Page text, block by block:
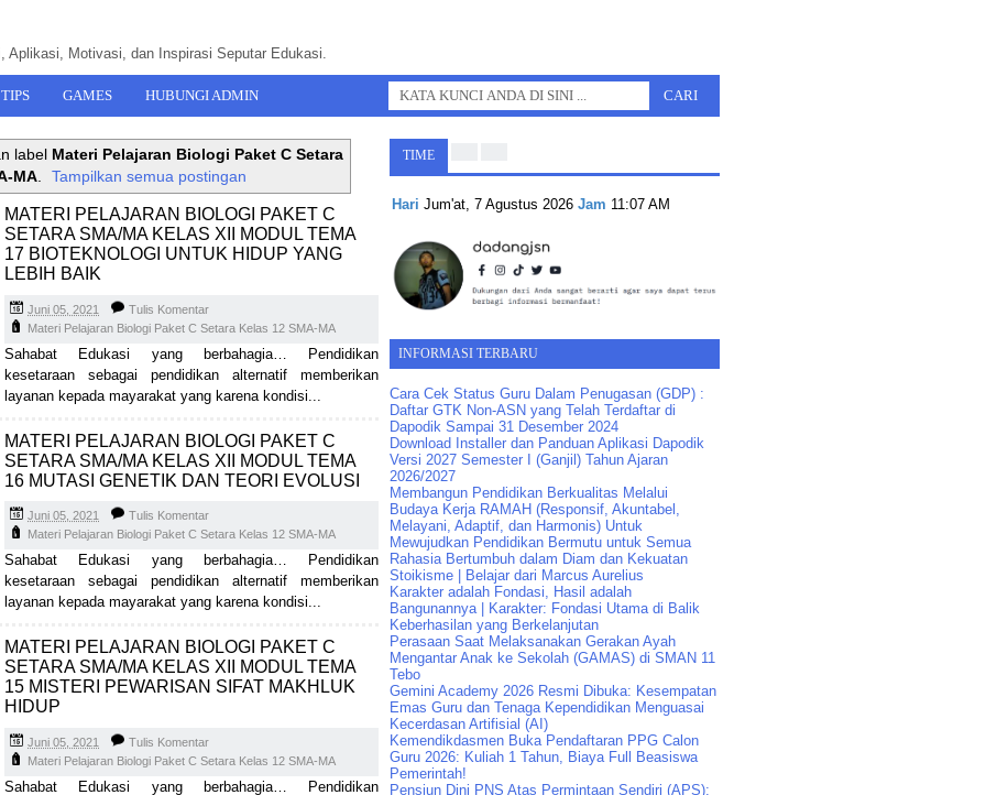
Aplikasi, Motivasi, dan Inspirasi Seputar Edukasi.
TIPS GAMES HUBUNGI ADMIN
label Materi Pelajaran Biologi Paket C Setara
MA. Tampilkan semua postingan
MATERI PELAJARAN BIOLOGI PAKET C
SETARA SMA/MA KELAS XII MODUL TEMA
17 BIOTEKNOLOGI UNTUK HIDUP YANG
LEBIH BAIK
Juni 05, 2021
Tulis Komentar
Materi Pelajaran Biologi Paket C Setara Kelas 12 SMA-MA
Sahabat Edukasi yang berbahagia… Pendidikan
kesetaraan sebagai pendidikan alternatif memberikan
layanan kepada mayarakat yang karena kondisi...
MATERI PELAJARAN BIOLOGI PAKET C
SETARA SMA/MA KELAS XII MODUL TEMA
16 MUTASI GENETIK DAN TEORI EVOLUSI
Juni 05, 2021
Tulis Komentar
Materi Pelajaran Biologi Paket C Setara Kelas 12 SMA-MA
Sahabat Edukasi yang berbahagia… Pendidikan
kesetaraan sebagai pendidikan alternatif memberikan
layanan kepada mayarakat yang karena kondisi...
MATERI PELAJARAN BIOLOGI PAKET C
SETARA SMA/MA KELAS XII MODUL TEMA
15 MISTERI PEWARISAN SIFAT MAKHLUK
HIDUP
Juni 05, 2021
Tulis Komentar
Materi Pelajaran Biologi Paket C Setara Kelas 12 SMA-MA
Sahabat Edukasi yang berbahagia… Pendidikan
TIME
Hari Jum'at, 7 Agustus 2026 Jam 11:07 AM
INFORMASI TERBARU
Cara Cek Status Guru Dalam Penugasan (GDP) :
Daftar GTK Non-ASN yang Telah Terdaftar di
Dapodik Sampai 31 Desember 2024
Download Installer dan Panduan Aplikasi Dapodik
Versi 2027 Semester I (Ganjil) Tahun Ajaran
2026/2027
Membangun Pendidikan Berkualitas Melalui
Budaya Kerja RAMAH (Responsif, Akuntabel,
Melayani, Adaptif, dan Harmonis) Untuk
Mewujudkan Pendidikan Bermutu untuk Semua
Rahasia Bertumbuh dalam Diam dan Kekuatan
Stoikisme | Belajar dari Marcus Aurelius
Karakter adalah Fondasi, Hasil adalah
Bangunannya | Karakter: Fondasi Utama di Balik
Keberhasilan yang Berkelanjutan
Perasaan Saat Melaksanakan Gerakan Ayah
Mengantar Anak ke Sekolah (GAMAS) di SMAN 11
Tebo
Gemini Academy 2026 Resmi Dibuka: Kesempatan
Emas Guru dan Tenaga Kependidikan Menguasai
Kecerdasan Artifisial (AI)
Kemendikdasmen Buka Pendaftaran PPG Calon
Guru 2026: Kuliah 1 Tahun, Biaya Full Beasiswa
Pemerintah!
Pensiun Dini PNS Atas Permintaan Sendiri (APS):